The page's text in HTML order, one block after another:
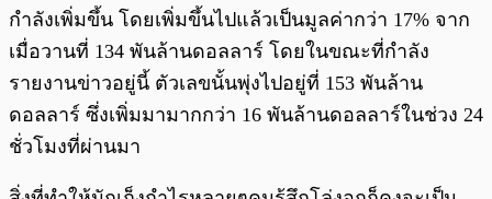
กำลังเพิ่มขึ้น โดยเพิ่มขึ้นไปแล้วเป็นมูลค่ากว่า 17% จาก
เมื่อวานที่ 134 พันล้านดอลลาร์ โดยในขณะที่กำลัง
รายงานข่าวอยู่นี้ ตัวเลขนั้นพุ่งไปอยู่ที่ 153 พันล้าน
ดอลลาร์ ซึ่งเพิ่มมามากกว่า 16 พันล้านดอลลาร์ในช่วง 24
ชั่วโมงที่ผ่านมา